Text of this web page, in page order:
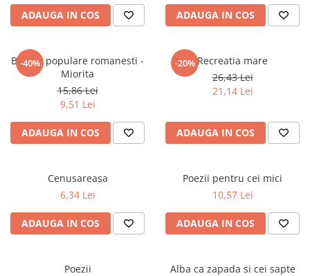
Gastronomik
MedConnect
Medicina & Farmacie
Medicina Pentru Toti
SealfHealing
Sport
Terapii Alternative
Beletristica
Carti erotice
ADAUGA IN COS ADAUGA IN COS
-40%
Balade populare romanesti -
Miorita
15,86 Lei
9,51 Lei
ADAUGA IN COS
-20%Recreatia mare
26,43 Lei
21,14 Lei
ADAUGA IN COS
Cenusareasa
6,34 Lei
ADAUGA IN COS
Poezii pentru cei mici
10,57 Lei
ADAUGA IN COS
Poezii
Alba ca zapada si cei sapte